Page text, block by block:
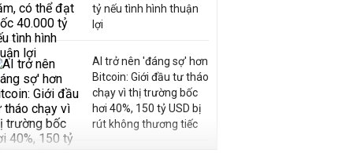
tỷ nếu tình hình thuận
lợi
AI trở nên 'đáng sợ' hơn
Bitcoin: Giới đầu tư tháo
chạy vì thị trường bốc
hơi 40%, 150 tỷ USD bị
rút không thương tiếc